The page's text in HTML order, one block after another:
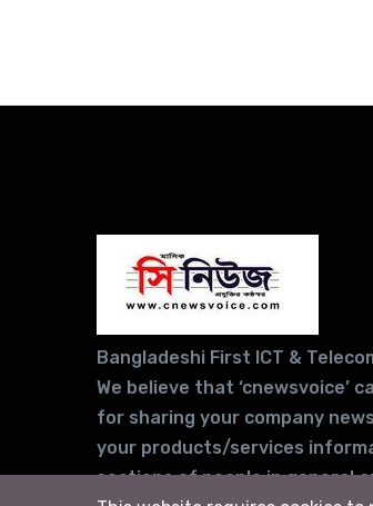
Bangladeshi First ICT &
We believe that ‘cnewsvoice’
for sharing your company
your products/services
sections of people in general